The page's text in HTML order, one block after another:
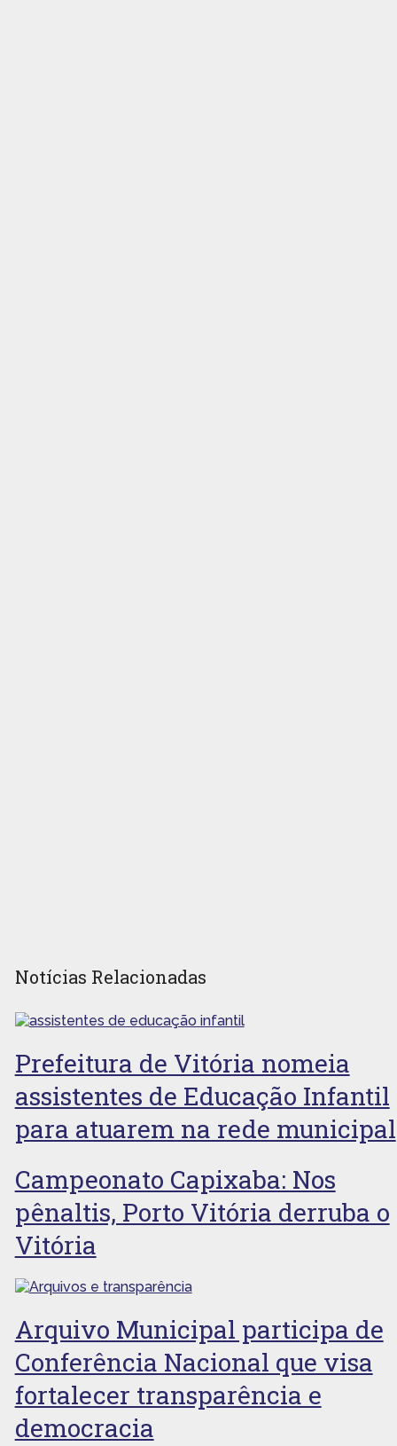
Notícias Relacionadas
Prefeitura de Vitória nomeia
assistentes de Educação Infantil
para atuarem na rede municipal
Campeonato Capixaba: Nos
pênaltis, Porto Vitória derruba o
Vitória
Arquivo Municipal participa de
Conferência Nacional que visa
fortalecer transparência e
democracia